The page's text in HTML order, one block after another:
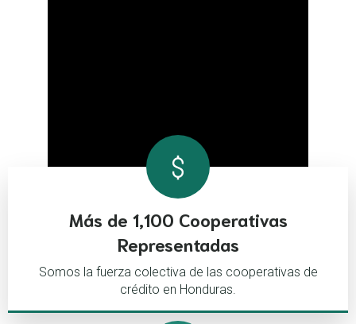
Más de 1,100 Cooperativas
Representadas
Somos la fuerza colectiva de las cooperativas de
crédito en Honduras.